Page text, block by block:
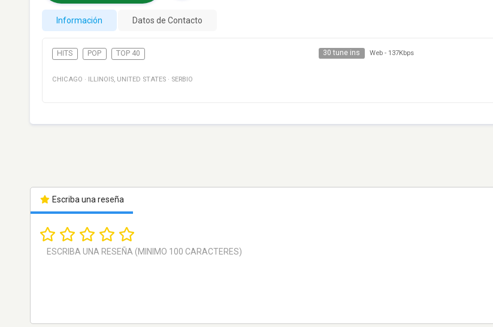
Información Datos de Contacto
HITS POP TOP 40 30 tune ins Web - 137Kbps
CHICAGO · ILLINOIS, UNITED STATES · SERBIO
Escriba una reseña